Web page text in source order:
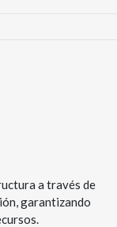
a través de
garantizando